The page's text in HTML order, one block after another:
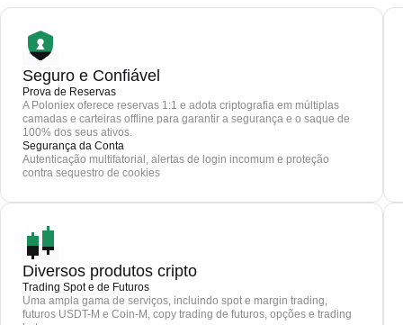
Seguro e Confiável
Prova de Reservas
A Poloniex oferece reservas 1:1 e adota criptografia em múltiplas
camadas e carteiras offline para garantir a segurança e o saque de
100% dos seus ativos.
Segurança da Conta
Autenticação multifatorial, alertas de login incomum e proteção
contra sequestro de cookies
Diversos produtos cripto
Trading Spot e de Futuros
Uma ampla gama de serviços, incluindo spot e margin trading,
futuros USDT-M e Coin-M, copy trading de futuros, opções e trading